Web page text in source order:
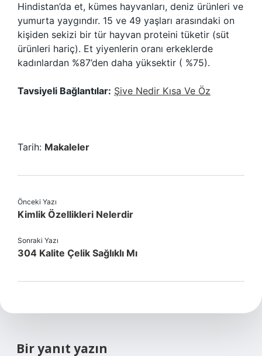
Hindistan’da et, kümes hayvanları, deniz ürünleri ve
yumurta yaygındır. 15 ve 49 yaşları arasındaki on
kişiden sekizi bir tür hayvan proteini tüketir (süt
ürünleri hariç). Et yiyenlerin oranı erkeklerde
kadınlardan %87’den daha yüksektir ( %75).
Tavsiyeli Bağlantılar: Şive Nedir Kısa Ve Öz
Tarih: Makaleler
Önceki Yazı
Kimlik Özellikleri Nelerdir
Sonraki Yazı
304 Kalite Çelik Sağlıklı Mı
Bir yanıt yazın